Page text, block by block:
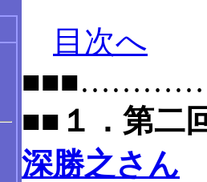
目次へ
■■１．第二
深勝之さん